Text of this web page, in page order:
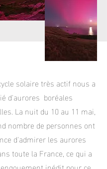
solaire très actif nous a
d'aurores boréales
La nuit du 10 au 11 mai,
nombre de personnes ont
d'admirer les aurores
toute la France, ce qui a